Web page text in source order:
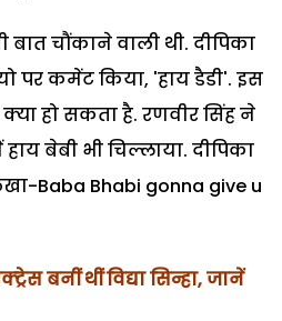
चौंकाने वाली थी. दीपिका
पर कमेंट किया, 'हाय डैडी'. इस
हो सकता है. रणवीर सिंह ने
बेबी भी चिल्लाया. दीपिका
Baba Bhabi gonna give u
बनीं थीं विद्या सिन्हा, जानें